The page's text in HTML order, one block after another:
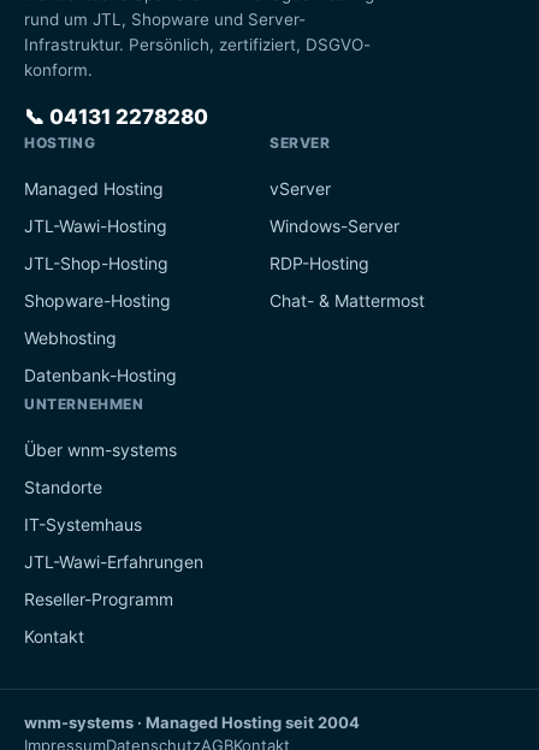
rund um JTL, Shopware und Server-
Infrastruktur. Persönlich, zertifiziert, DSGVO-
konform.
📞 04131 2278280
HOSTING
Managed Hosting
JTL-Wawi-Hosting
JTL-Shop-Hosting
Shopware-Hosting
Webhosting
Datenbank-Hosting
SERVER
vServer
Windows-Server
RDP-Hosting
Chat- & Mattermost
UNTERNEHMEN
Über wnm-systems
Standorte
IT-Systemhaus
JTL-Wawi-Erfahrungen
Reseller-Programm
Kontakt
wnm-systems · Managed Hosting seit 2004
ImpressumDatenschutzAGBKontakt